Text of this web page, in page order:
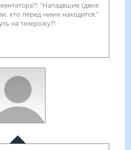
"Нападвшие (двое
кто перед ними находится."
на телерожу?!